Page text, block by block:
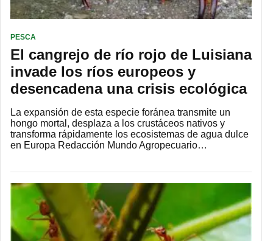
PESCA
El cangrejo de río rojo de Luisiana
invade los ríos europeos y
desencadena una crisis ecológica
La expansión de esta especie foránea transmite un
hongo mortal, desplaza a los crustáceos nativos y
transforma rápidamente los ecosistemas de agua dulce
en Europa Redacción Mundo Agropecuario…